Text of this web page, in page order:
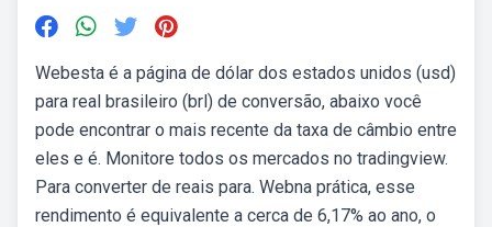
Webesta é a página de dólar dos estados unidos (usd)
para real brasileiro (brl) de conversão, abaixo você
pode encontrar o mais recente da taxa de câmbio entre
eles e é. Monitore todos os mercados no tradingview.
Para converter de reais para. Webna prática, esse
rendimento é equivalente a cerca de 6,17% ao ano, o